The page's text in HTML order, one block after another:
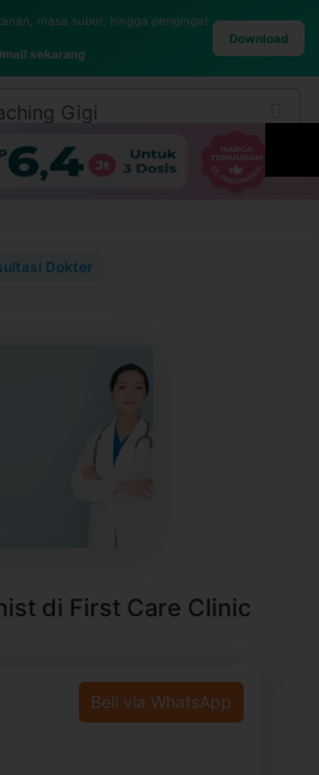
masa subur, hingga pengingat
sekarang
Download
Dokter
di First Care Clinic
Beli via WhatsApp